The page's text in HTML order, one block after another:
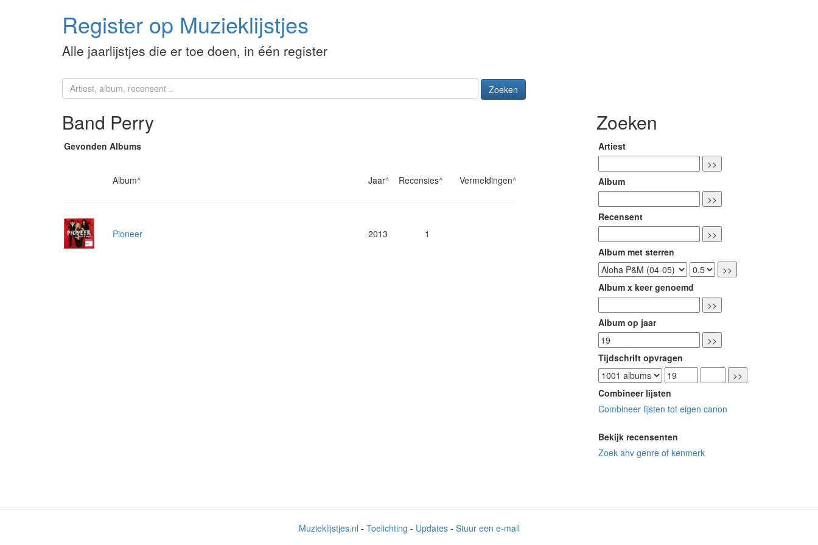
Register op Muzieklijstjes
Alle jaarlijstjes die er toe doen, in één register
Zoeken
Band Perry
Gevonden Albums
Album^ Jaar^ Recensies^ Vermeldingen^
Pioneer 2013 1
Zoeken
Artiest
Album
Recensent
Album met sterren
Album x keer genoemd
Album op jaar
Tijdschrift opvragen
Combineer lijsten
Combineer lijsten tot eigen canon
Bekijk recensenten
Zoek ahv genre of kenmerk
Muzieklijstjes.nl - Toelichting - Updates- Stuur een e-mail